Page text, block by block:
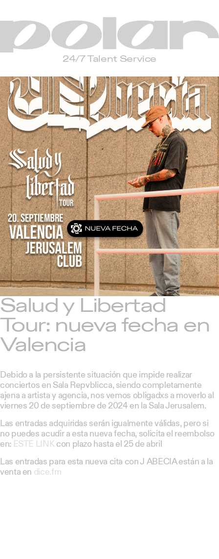
Polar
24/7 Talent Service
Salud y Libertad
Tour: nueva fecha en
Valencia
Debido a la persistente situación que impide realizar
conciertos en Sala Repvblicca, siendo completamente
ajena a artista y agencia, nos vemos obligadxs a moverlo al
viernes 20 de septiembre de 2024 en la Sala Jerusalem.
Las entradas adquiridas serán igualmente válidas, pero si
no puedes acudir a esta nueva fecha, solicita el reembolso
en: ESTE LINKcon plazo hasta el 25 de abril
Las entradas para esta nueva cita con J ABECIA están a la
venta en dice.fm